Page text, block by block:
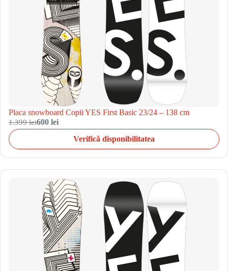
Placa snowboard Copii YES First Basic 23/24 – 138 cm
1.399 lei600 lei
Verifică disponibilitatea